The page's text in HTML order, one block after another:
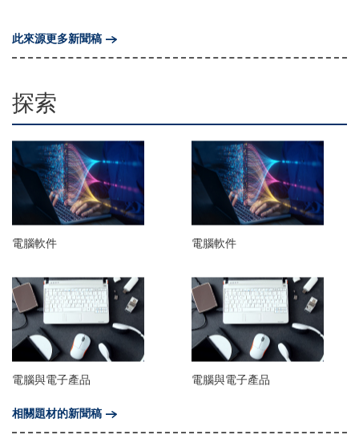
此來源更多新聞稿
探索
電腦軟件 電腦軟件
電腦與電子產品
電腦與電子產品
相關題材的新聞稿